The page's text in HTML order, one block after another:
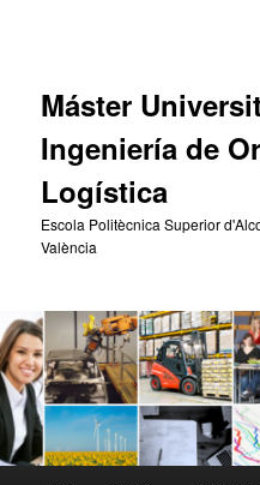
Máster
Ingeniería de
Logística
Escola Politècnica Superior
València